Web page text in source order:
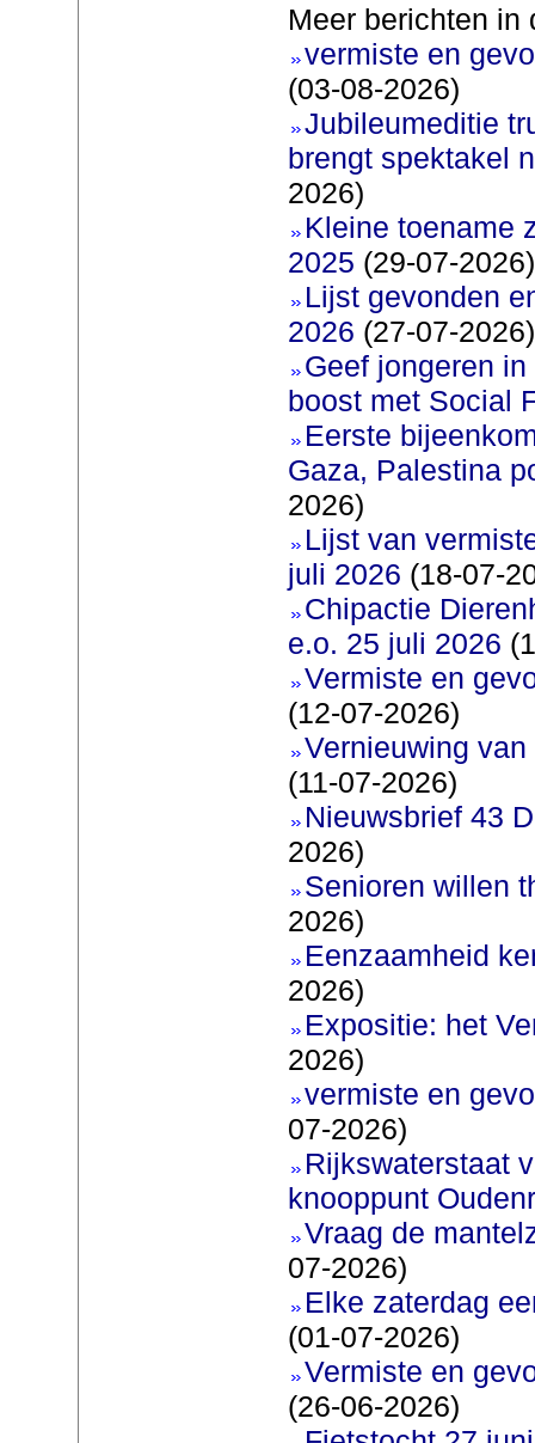
Meer berichten in
vermiste en
(03-08-2026)
Jubileumeditie
brengt spektakel
2026)
Kleine toename
2025 (29-07-2026)
Lijst gevonden
2026 (27-07-2026)
Geef jongeren
boost met Social
Eerste
Gaza, Palestina
2026)
Lijst van
juli 2026 (18-07-
Chipactie
e.o. 25 juli 2026
Vermiste en
(12-07-2026)
Vernieuwing
(11-07-2026)
Nieuwsbrief 43
2026)
Senioren willen
2026)
Eenzaamheid
2026)
Expositie: het
2026)
vermiste en
07-2026)
Rijkswaterstaat
knooppunt
Vraag de
07-2026)
Elke zaterdag
(01-07-2026)
Vermiste en
(26-06-2026)